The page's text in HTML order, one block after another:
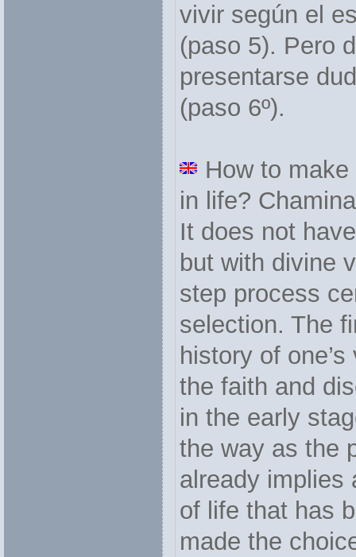
vivir según el
(paso 5). Pero
presentarse
(paso 6º).
How to make
in life?
It does not
but with divine
step process
selection. The
history of
the faith and
in the early
the way as the
already implies
of life that has
made the